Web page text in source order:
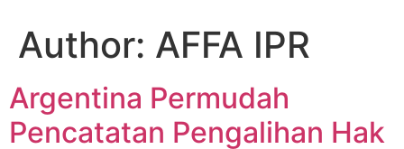
Author: AFFA IPR
Argentina Permudah
Pencatatan Pengalihan Hak